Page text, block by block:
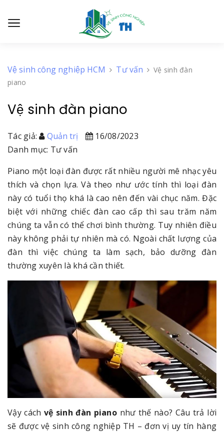
Vệ sinh công nghiệp HCM Tư vấn
Vệ sinh đàn
piano
Vệ sinh đàn piano
Tác giả: Quản trị
16/08/2023
Danh mục: Tư vấn
Piano một loại đàn được rất nhiều người mê nhạc yêu
thích và chọn lựa. Và theo như ước tính thì loại đàn
này có tuổi thọ khá là cao nên đến vài chục năm. Đặc
biệt với những chiếc đàn cao cấp thì sau trăm năm
chúng ta vẫn có thể chơi bình thường. Tuy nhiên điều
này không phải tự nhiên mà có. Ngoài chất lượng của
đàn thì việc chúng ta làm sạch, bảo dưỡng đàn
thường xuyên là khá cần thiết.
Vậy cách vệ sinh đàn pianonhư thế nào? Câu trả lời
sẽ được vệ sinh công nghiệp TH – đơn vị uy tín hàng